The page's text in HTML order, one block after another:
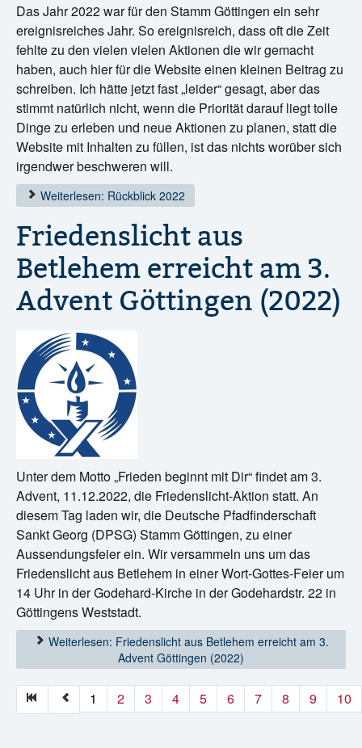
Das Jahr 2022 war für den Stamm Göttingen ein sehr
ereignisreiches Jahr. So ereignisreich, dass oft die Zeit
fehlte zu den vielen vielen Aktionen die wir gemacht
haben, auch hier für die Website einen kleinen Beitrag zu
schreiben. Ich hätte jetzt fast „leider“ gesagt, aber das
stimmt natürlich nicht, wenn die Priorität darauf liegt tolle
Dinge zu erleben und neue Aktionen zu planen, statt die
Website mit Inhalten zu füllen, ist das nichts worüber sich
irgendwer beschweren will.
Weiterlesen: Rückblick 2022
Friedenslicht aus
Betlehem erreicht am 3.
Advent Göttingen (2022)
Unter dem Motto „Frieden beginnt mit Dir“ findet am 3.
Advent, 11.12.2022, die Friedenslicht-Aktion statt. An
diesem Tag laden wir, die Deutsche Pfadfinderschaft
Sankt Georg (DPSG) Stamm Göttingen, zu einer
Aussendungsfeier ein. Wir versammeln uns um das
Friedenslicht aus Betlehem in einer Wort-Gottes-Feier um
14 Uhr in der Godehard-Kirche in der Godehardstr. 22 in
Göttingens Weststadt.
Weiterlesen: Friedenslicht aus Betlehem erreicht am 3.
Advent Göttingen (2022)
Seite 1 von 11
1 2 3 4 5 6 7 8 9 10